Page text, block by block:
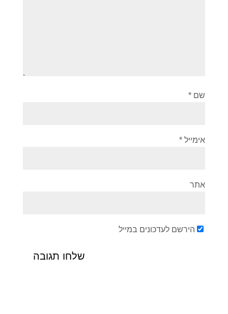
שם *
אימייל *
אתר
הירשם לעדכונים במייל